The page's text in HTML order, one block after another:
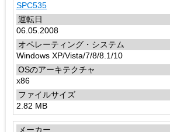
SPC535
06.05.2008
Windows XP/Vista/7/8/8.1/10
x86
2.82 MB